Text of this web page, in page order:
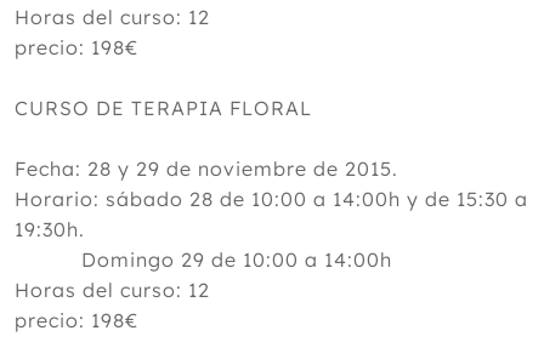
Horas del curso: 12
precio: 198€
CURSO DE TERAPIA FLORAL
Fecha: 28 y 29 de noviembre de 2015.
Horario: sábado 28 de 10:00 a 14:00h y de 15:30 a
19:30h.
Domingo 29 de 10:00 a 14:00h
Horas del curso: 12
precio: 198€